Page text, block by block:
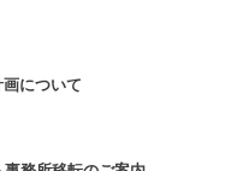
について